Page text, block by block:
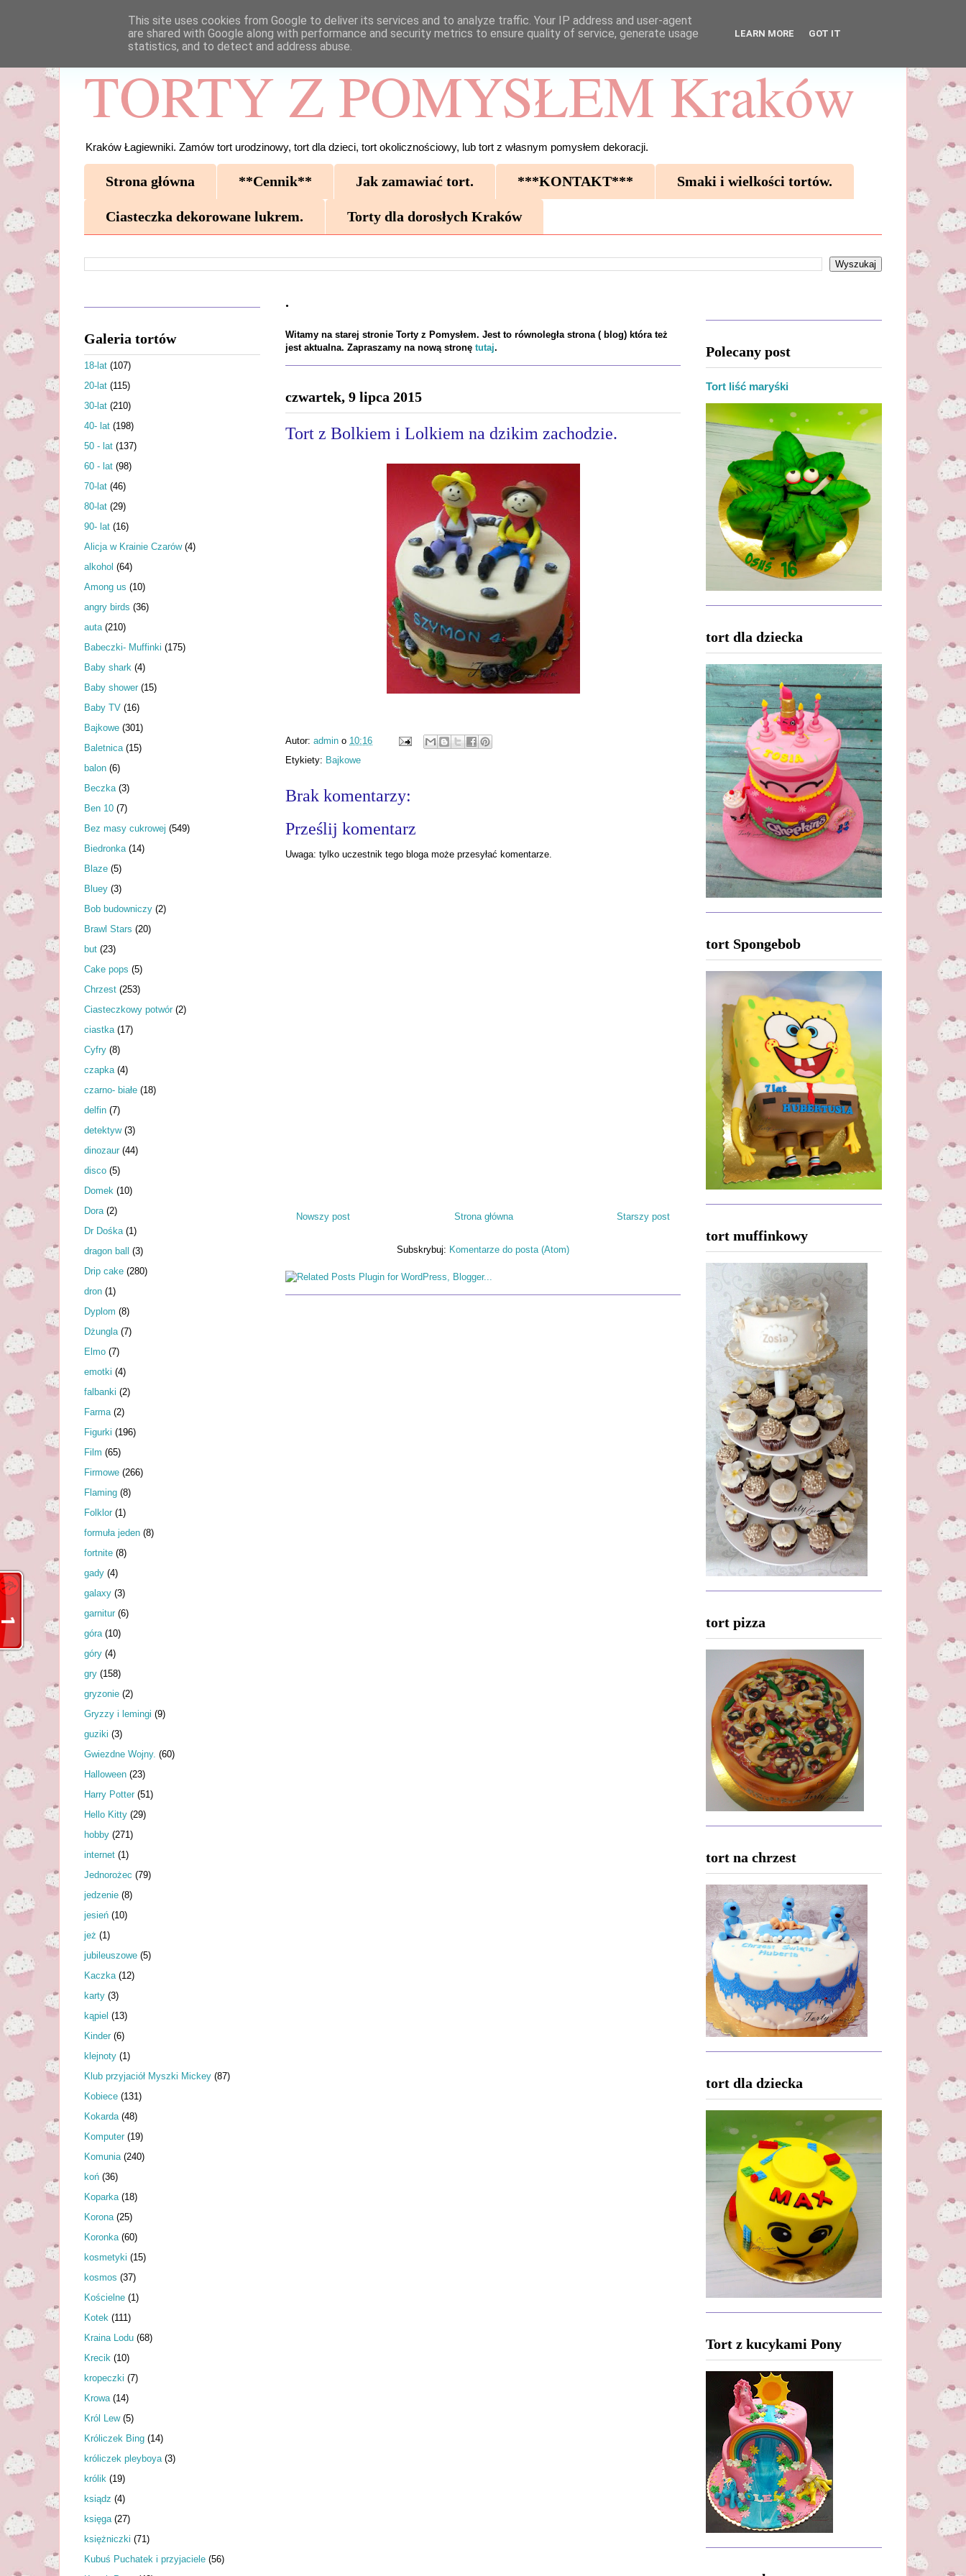
TORTY Z POMYSŁEM Kraków
Kraków Łagiewniki. Zamów tort urodzinowy, tort dla dzieci, tort okolicznościowy, lub tort z własnym pomysłem dekoracji.
Strona główna **Cennik** Jak zamawiać tort. ***KONTAKT*** Smaki i wielkości tortów.
Ciasteczka dekorowane lukrem. Torty dla dorosłych Kraków
.
Witamy na starej stronie Torty z Pomysłem. Jest to równoległa strona ( blog) która też
jest aktualna. Zapraszamy na nową stronę tutaj.
czwartek, 9 lipca 2015
Tort z Bolkiem i Lolkiem na dzikim zachodzie.
Autor: admin o 10:16
Etykiety: Bajkowe
Brak komentarzy:
Prześlij komentarz
Uwaga: tylko uczestnik tego bloga może przesyłać komentarze.
Nowszy post Starszy post
Strona główna
Subskrybuj: Komentarze do posta (Atom)
Galeria tortów
18-lat (107)
20-lat (115)
30-lat (210)
40- lat (198)
50 - lat (137)
60 - lat (98)
70-lat (46)
80-lat (29)
90- lat (16)
Alicja w Krainie Czarów (4)
alkohol (64)
Among us (10)
angry birds (36)
auta (210)
Babeczki- Muffinki (175)
Baby shark (4)
Baby shower (15)
Baby TV (16)
Bajkowe (301)
Baletnica (15)
balon (6)
Beczka (3)
Ben 10 (7)
Bez masy cukrowej (549)
Biedronka (14)
Blaze (5)
Bluey (3)
Bob budowniczy (2)
Brawl Stars (20)
but (23)
Cake pops (5)
Chrzest (253)
Ciasteczkowy potwór (2)
ciastka (17)
Cyfry (8)
czapka (4)
czarno- białe (18)
delfin (7)
detektyw (3)
dinozaur (44)
disco (5)
Domek (10)
Dora (2)
Dr Dośka (1)
dragon ball (3)
Drip cake (280)
dron (1)
Dyplom (8)
Dżungla (7)
Elmo (7)
emotki (4)
falbanki (2)
Farma (2)
Figurki (196)
Film (65)
Firmowe (266)
Flaming (8)
Folklor (1)
formuła jeden (8)
fortnite (8)
gady (4)
galaxy (3)
garnitur (6)
góra (10)
góry (4)
gry (158)
gryzonie (2)
Gryzzy i lemingi (9)
guziki (3)
Gwiezdne Wojny. (60)
Halloween (23)
Harry Potter (51)
Hello Kitty (29)
hobby (271)
internet (1)
Jednorożec (79)
jedzenie (8)
jesień (10)
jeż (1)
jubileuszowe (5)
Kaczka (12)
karty (3)
kąpiel (13)
Kinder (6)
klejnoty (1)
Klub przyjaciół Myszki Mickey (87)
Kobiece (131)
Kokarda (48)
Komputer (19)
Komunia (240)
koń (36)
Koparka (18)
Korona (25)
Koronka (60)
kosmetyki (15)
kosmos (37)
Kościelne (1)
Kotek (111)
Kraina Lodu (68)
Krecik (10)
kropeczki (7)
Krowa (14)
Król Lew (5)
Króliczek Bing (14)
króliczek pleyboya (3)
królik (19)
ksiądz (4)
księga (27)
księżniczki (71)
Kubuś Puchatek i przyjaciele (56)
Polecany post
Tort liść maryśki
tort dla dziecka
tort Spongebob
tort muffinkowy
tort pizza
tort na chrzest
tort dla dziecka
Tort z kucykami Pony
This site uses cookies from Google to deliver its services and to analyze traffic. Your IP address and user-agent
are shared with Google along with performance and security metrics to ensure quality of service, generate usage
statistics, and to detect and address abuse.
LEARN MORE GOT IT